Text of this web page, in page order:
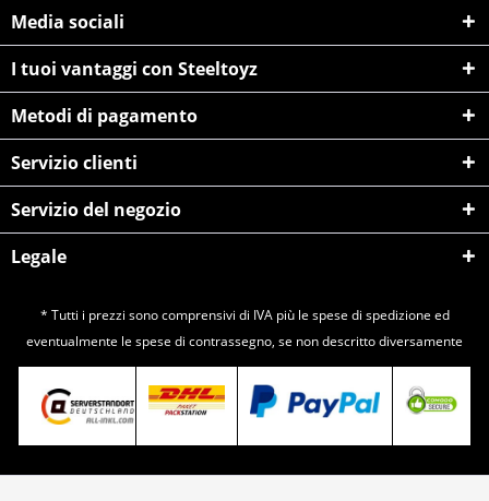
Media sociali
I tuoi vantaggi con Steeltoyz
Metodi di pagamento
Servizio clienti
Servizio del negozio
Legale
* Tutti i prezzi sono comprensivi di IVA più le spese di spedizione ed
eventualmente le spese di contrassegno, se non descritto diversamente